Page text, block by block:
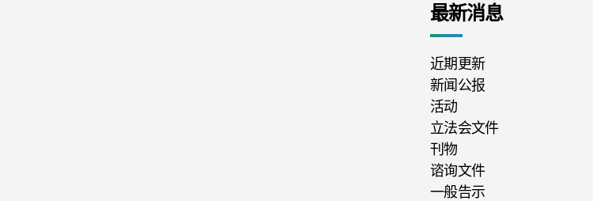
最新消息
近期更新
新闻公报
活动
立法会文件
刊物
谘询文件
一般告示